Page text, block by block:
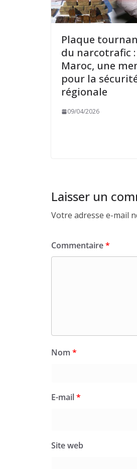
Plaque
du narcotrafic :
Maroc, une
pour la
régionale
09/04/2026
Laisser un
Votre adresse e-mail
Commentaire*
Nom *
E-mail*
Site web